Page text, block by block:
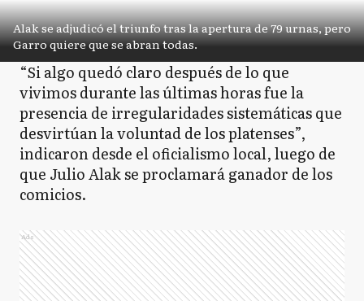
Alak se adjudicó el triunfo tras la apertura de 79 urnas, pero
Garro quiere que se abran todas.
“Si algo quedó claro después de lo que
vivimos durante las últimas horas fue la
presencia de irregularidades sistemáticas que
desvirtúan la voluntad de los platenses”,
indicaron desde el oficialismo local, luego de
que Julio Alak se proclamará ganador de los
comicios.
Ads